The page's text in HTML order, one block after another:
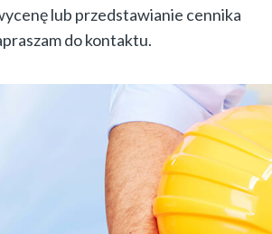
lub przedstawianie cennika
do kontaktu.